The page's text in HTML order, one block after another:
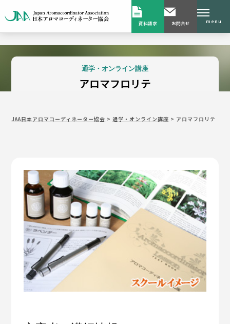
資料請求 お問合せ menu
通学・オンライン講座
アロマフロリテ
JAA日本アロマコーディネーター協会 >通学・オンライン講座 > アロマフロリテ